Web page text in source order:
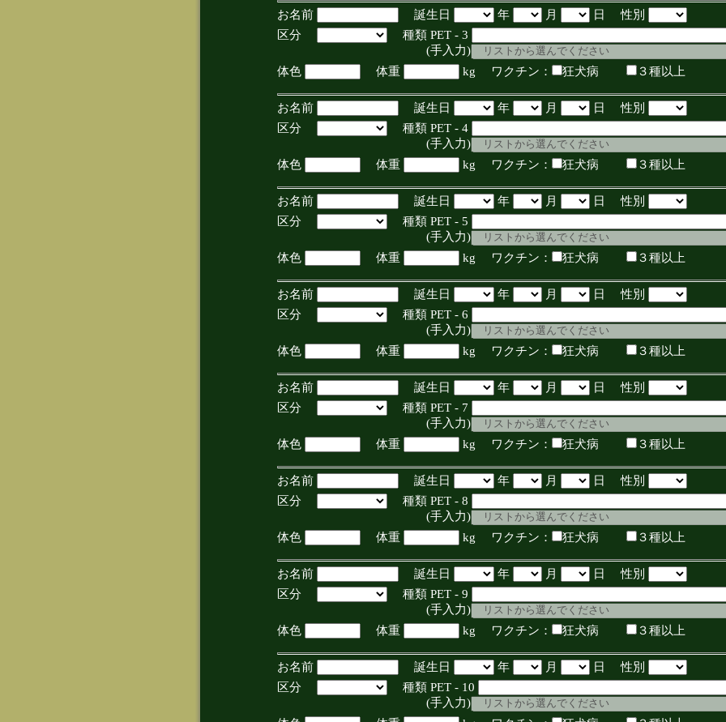
お名前 誕生日 年 月
日 性別
区分
種類 PET - 3
(手入力)
体色
体重 kg ワクチン： 狂犬病 ３種以上
お名前 誕生日 年 月
日 性別
区分
種類 PET - 4
(手入力)
体色
体重 kg ワクチン： 狂犬病 ３種以上
お名前 誕生日 年 月
日 性別
区分
種類 PET - 5
(手入力)
体色
体重 kg ワクチン： 狂犬病 ３種以上
お名前 誕生日 年 月
日 性別
区分
種類 PET - 6
(手入力)
体色
体重 kg ワクチン： 狂犬病 ３種以上
お名前 誕生日 年 月
日 性別
区分
種類 PET - 7
(手入力)
体色
体重 kg ワクチン： 狂犬病 ３種以上
お名前 誕生日 年 月
日 性別
区分
種類 PET - 8
(手入力)
体色
体重 kg ワクチン： 狂犬病 ３種以上
お名前 誕生日 年 月
日 性別
区分
種類 PET - 9
(手入力)
体色
体重 kg ワクチン： 狂犬病 ３種以上
お名前 誕生日 年 月
日 性別
区分
種類 PET - 10
(手入力)